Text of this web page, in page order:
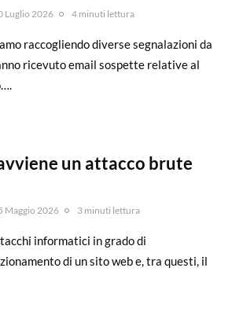
Luglio 2026 4 minuti lettura
raccogliendo diverse segnalazioni da
ricevuto email sospette relative al
un attacco brute
Maggio 2026 3 minuti lettura
informatici in grado di
di un sito web e, tra questi, il